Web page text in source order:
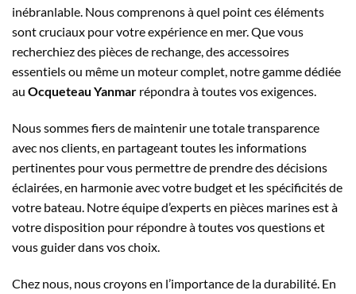
inébranlable. Nous comprenons à quel point ces éléments
sont cruciaux pour votre expérience en mer. Que vous
recherchiez des pièces de rechange, des accessoires
essentiels ou même un moteur complet, notre gamme dédiée
au Ocqueteau Yanmar répondra à toutes vos exigences.
Nous sommes fiers de maintenir une totale transparence
avec nos clients, en partageant toutes les informations
pertinentes pour vous permettre de prendre des décisions
éclairées, en harmonie avec votre budget et les spécificités de
votre bateau. Notre équipe d’experts en pièces marines est à
votre disposition pour répondre à toutes vos questions et
vous guider dans vos choix.
Chez nous, nous croyons en l’importance de la durabilité. En